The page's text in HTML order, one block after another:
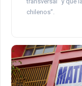
chilenos”.